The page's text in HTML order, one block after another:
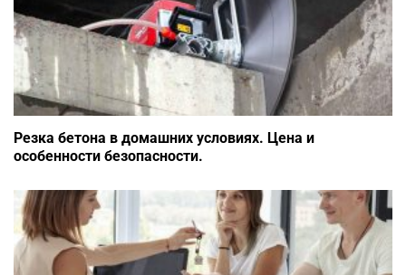
Резка бетона в домашних условиях. Цена и
особенности безопасности.